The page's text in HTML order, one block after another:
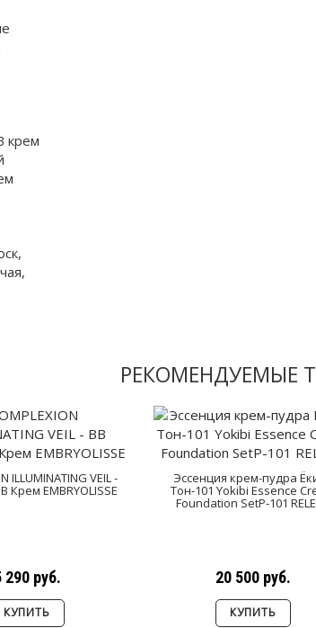
крем
РЕКОМЕНДУЕМЫЕ
ILLUMINATING VEIL -
Крем EMBRYOLISSE
290 руб.
КУПИТЬ
Эссенция крем-пудра
Тон-101 Yokibi Essence
Foundation SetP-101
20 500 руб.
КУПИТЬ